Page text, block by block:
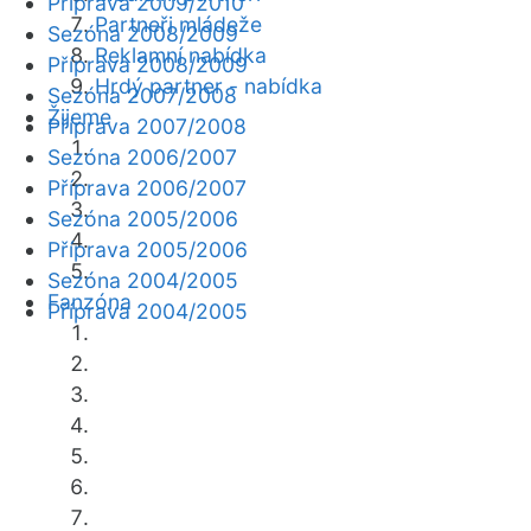
Partneři mládeže
Reklamní nabídka
Hrdý partner - nabídka
Žijeme
Fanzóna
Sezóna 2008/2009
Příprava 2008/2009
Sezóna 2007/2008
Příprava 2007/2008
Sezóna 2006/2007
Příprava 2006/2007
Sezóna 2005/2006
Příprava 2005/2006
Sezóna 2004/2005
Příprava 2004/2005